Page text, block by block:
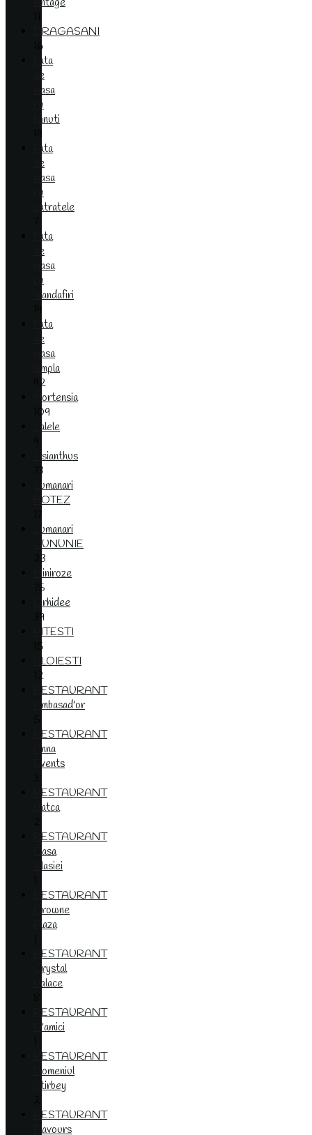
DRAGASANI
16
Fata
de
masa
cu
banuti
Fata
de
masa
cu
patratele
Fata
de
masa
cu
trandafiri
14
Fata
de
masa
simpla
92
Hortensia
109
Lalele
Lisianthus
73
Lumanari
BOTEZ
Lumanari
CUNUNIE
23
Miniroze
75
Orhidee
39
PITESTI
15
PLOIESTI
12
RESTAURANT
Ambasad'or
RESTAURANT
Anna
Events
RESTAURANT
Batca
RESTAURANT
Casa
Vlasiei
RESTAURANT
Crowne
Plaza
RESTAURANT
Crystal
Palace
RESTAURANT
D'amici
RESTAURANT
Domeniul
Stirbey
RESTAURANT
Flavours